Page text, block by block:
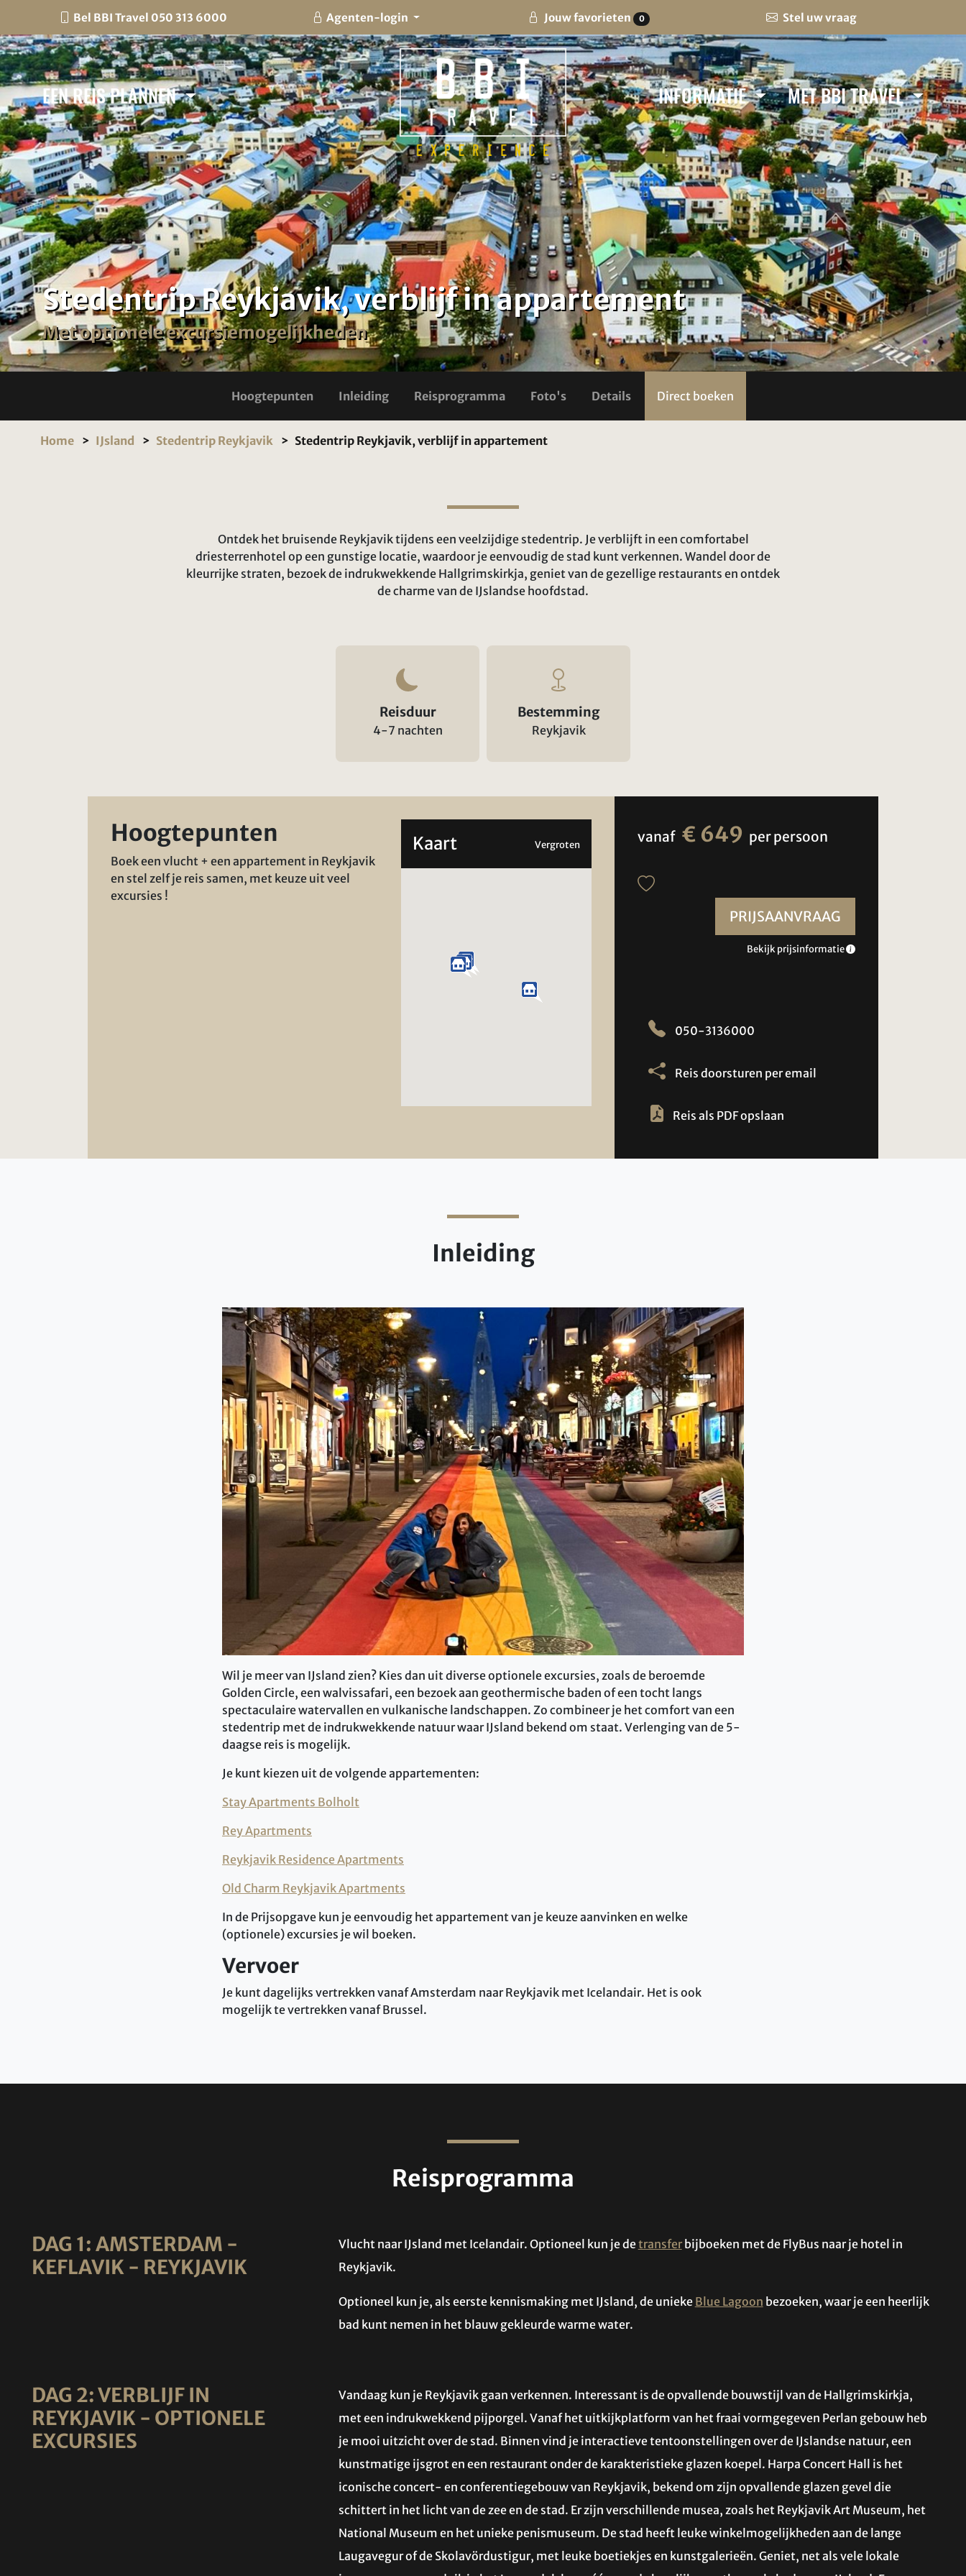
Bel BBI Travel 050 313 6000 Agenten-login Jouw favorieten 0 Stel uw vraag
EEN REIS PLANNEN INFORMATIE MET BBI TRAVEL
Stedentrip Reykjavik, verblijf in appartement
Met optionele excursiemogelijkheden
Hoogtepunten Inleiding Reisprogramma Foto's Details Direct boeken
Home IJsland Stedentrip Reykjavik Stedentrip Reykjavik, verblijf in appartement
Ontdek het bruisende Reykjavik tijdens een veelzijdige stedentrip. Je verblijft in een comfortabel
driesterrenhotel op een gunstige locatie, waardoor je eenvoudig de stad kunt verkennen. Wandel door de
kleurrijke straten, bezoek de indrukwekkende Hallgrimskirkja, geniet van de gezellige restaurants en ontdek
de charme van de IJslandse hoofdstad.
Reisduur
4-7 nachten
Bestemming
Reykjavik
Hoogtepunten
Boek een vlucht + een appartement in Reykjavik
en stel zelf je reis samen, met keuze uit veel
excursies !
Kaart Vergroten vanaf € 649 per persoon
PRIJSAANVRAAG
Bekijk prijsinformatie
050-3136000
Reis doorsturen per email
Reis als PDF opslaan
Inleiding
Wil je meer van IJsland zien? Kies dan uit diverse optionele excursies, zoals de beroemde
Golden Circle, een walvissafari, een bezoek aan geothermische baden of een tocht langs
spectaculaire watervallen en vulkanische landschappen. Zo combineer je het comfort van een
stedentrip met de indrukwekkende natuur waar IJsland bekend om staat. Verlenging van de 5-
daagse reis is mogelijk.
Je kunt kiezen uit de volgende appartementen:
Stay Apartments Bolholt
Rey Apartments
Reykjavik Residence Apartments
Old Charm Reykjavik Apartments
In de Prijsopgave kun je eenvoudig het appartement van je keuze aanvinken en welke
(optionele) excursies je wil boeken.
Vervoer
Je kunt dagelijks vertrekken vanaf Amsterdam naar Reykjavik met Icelandair. Het is ook
mogelijk te vertrekken vanaf Brussel.
Reisprogramma
DAG 1: AMSTERDAM -
KEFLAVIK - REYKJAVIK
Vlucht naar IJsland met Icelandair. Optioneel kun je detransferbijboeken met de FlyBus naar je hotel in
Reykjavik.
Optioneel kun je, als eerste kennismaking met IJsland, de unieke Blue Lagoon bezoeken, waar je een heerlijk
bad kunt nemen in het blauw gekleurde warme water.
DAG 2: VERBLIJF IN
REYKJAVIK - OPTIONELE
EXCURSIES
Vandaag kun je Reykjavik gaan verkennen. Interessant is de opvallende bouwstijl van de Hallgrimskirkja,
met een indrukwekkend pijporgel. Vanaf het uitkijkplatform van het fraai vormgegeven Perlan gebouw heb
je mooi uitzicht over de stad. Binnen vind je interactieve tentoonstellingen over de IJslandse natuur, een
kunstmatige ijsgrot en een restaurant onder de karakteristieke glazen koepel. Harpa Concert Hall is het
iconische concert- en conferentiegebouw van Reykjavik, bekend om zijn opvallende glazen gevel die
schittert in het licht van de zee en de stad. Er zijn verschillende musea, zoals het Reykjavik Art Museum, het
National Museum en het unieke penismuseum. De stad heeft leuke winkelmogelijkheden aan de lange
Laugavegur of de Skolavördustigur, met leuke boetiekjes en kunstgalerieën. Geniet, net als vele lokale